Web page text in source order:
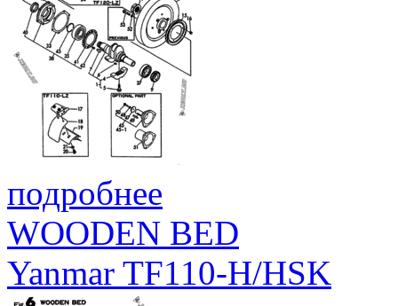
подробнее
WOODEN BED
Yanmar TF110-H/HSK